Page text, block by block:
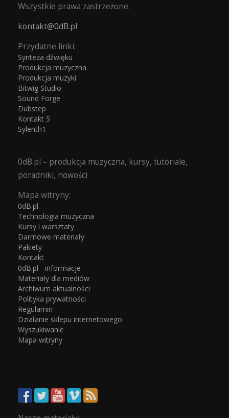
Wszystkie prawa zastrzeżone.
kontakt@0dB.pl
Przydatne linki:
Synteza dźwięku
Produkcja muzyczna
Produkcja muzyki
Bitwig Studio
Sound Forge
Dubstep
Kontakt 5
Sylenth1
0dB.pl – produkcja muzyczna, kursy, tutoriale,
poradniki, nowości
Mapa witryny:
0dB.pl
Technologia muzyczna
Kursy i warsztaty
Darmowe materiały
Pakiety
Kontakt
0dB.pl - informacje
Materiały dla mediów
Archiwum aktualności
Polityka prywatności
Regulamin
Działanie sklepu internetowego
Wyszukiwanie
Mapa witryny